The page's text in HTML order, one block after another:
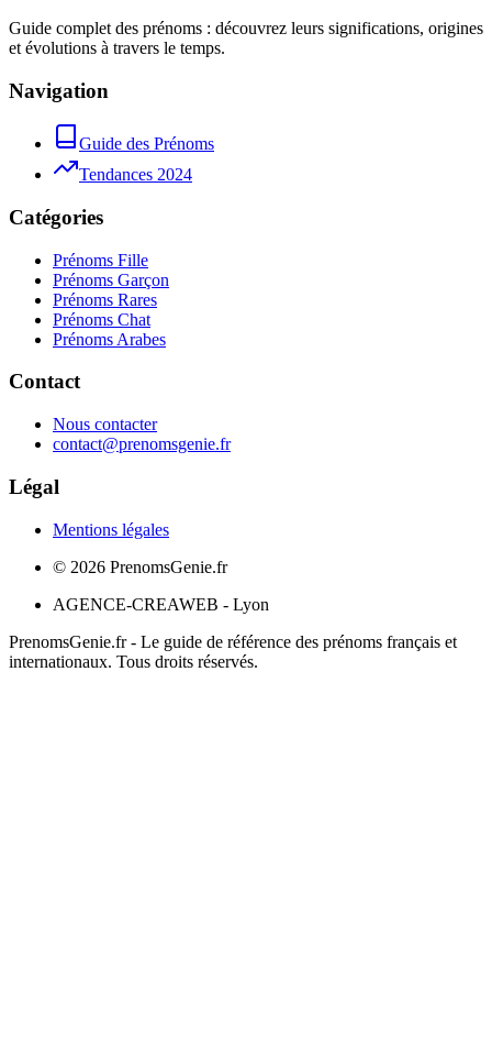
Guide complet des prénoms : découvrez leurs significations, origines
et évolutions à travers le temps.
Navigation
Guide des Prénoms
Tendances 2024
Catégories
Prénoms Fille
Prénoms Garçon
Prénoms Rares
Prénoms Chat
Prénoms Arabes
Contact
Nous contacter
contact@prenomsgenie.fr
Légal
Mentions légales
© 2026 PrenomsGenie.fr
AGENCE-CREAWEB - Lyon
PrenomsGenie.fr - Le guide de référence des prénoms français et
internationaux. Tous droits réservés.